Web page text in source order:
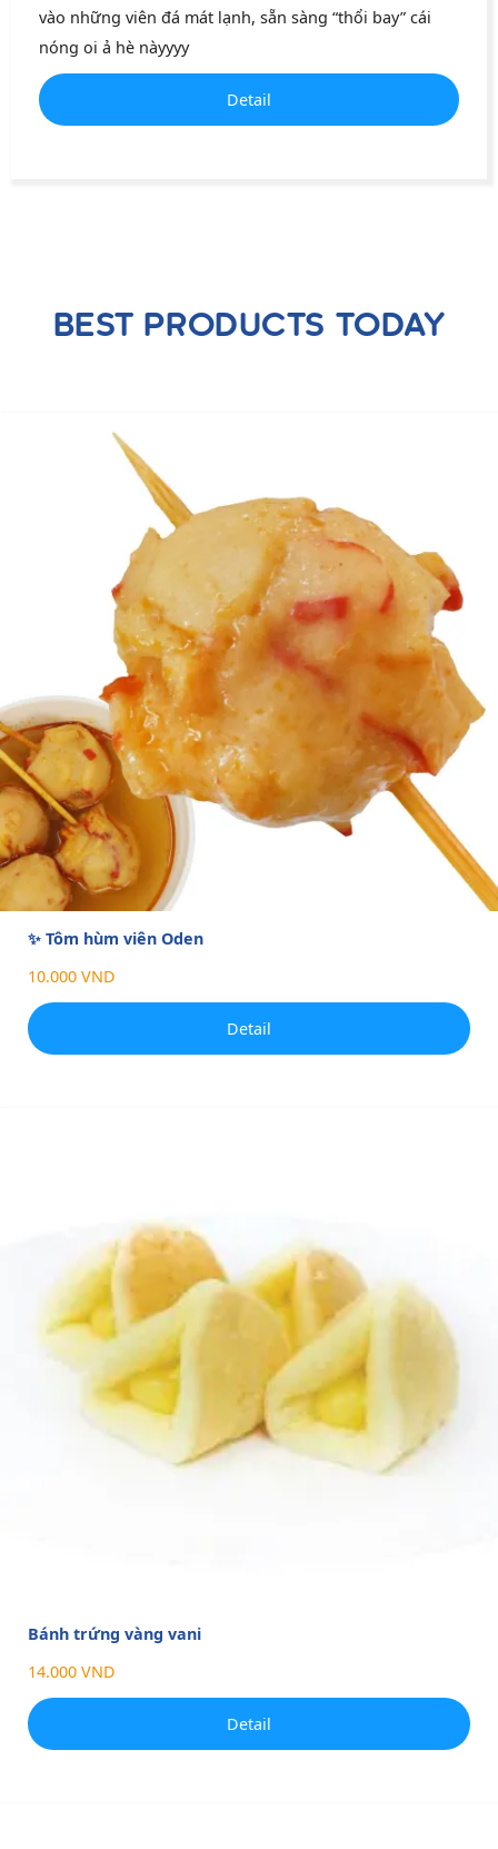
vào những viên đá mát lạnh, sẵn sàng “thổi bay” cái
nóng oi ả hè nàyyyy
Detail
BEST PRODUCTS TODAY
✨ Tôm hùm viên Oden
10.000 VND
Detail
Bánh trứng vàng vani
14.000 VND
Detail